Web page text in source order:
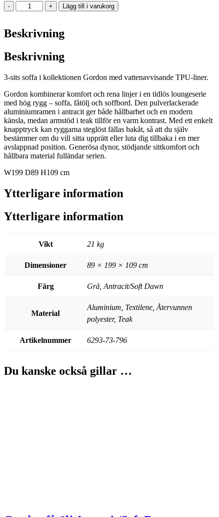
-
Gordon
3-
soffa
Antracit/Soft
mängd
+ Lägg till i varukorg
Beskrivning
Beskrivning
3-sits soffa i kollektionen Gordon med vattenavvisande TPU-liner.
Gordon kombinerar komfort och rena linjer i en tidlös loungeserie
med hög rygg – soffa, fåtölj och soffbord. Den pulverlackerade
aluminiumramen i antracit ger både hållbarhet och en modern
känsla, medan armstöd i teak tillför en varm kontrast. Med ett enkelt
knapptryck kan ryggarna steglöst fällas bakåt, så att du själv
bestämmer om du vill sitta upprätt eller luta dig tillbaka i en mer
avslappnad position. Generösa dynor, stödjande sittkomfort och
hållbara material fulländar serien.
W199 D89 H109 cm
Ytterligare information
Ytterligare information
Vikt 21 kg
Dimensioner 89 × 199 × 109 cm
Färg Grå, Antracit/Soft Dawn
Material
Aluminium, Textilene, Återvunnen
polyester, Teak
Artikelnummer 6293-73-796
Du kanske också gillar …